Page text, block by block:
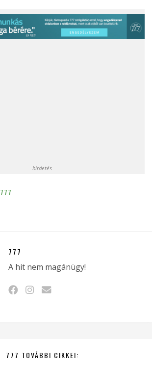
hirdetés
777
777
A hit nem magánügy!
777 TOVÁBBI CIKKEI: